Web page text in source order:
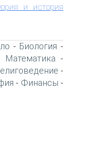
и история
- Биология -
Математика -
-
- Финансы -